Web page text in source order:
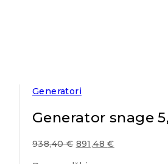
Generatori
Generator snage
938,40€ 891,48€